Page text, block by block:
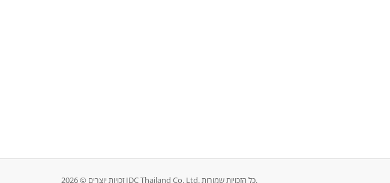
זכויות יוצרים © 2026 IDC Thailand Co. Ltd. כל הזכויות שמורות.